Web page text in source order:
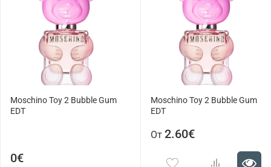
Moschino Toy 2 Bubble Gum
EDT
0€
Moschino Toy 2 Bubble Gum
EDT
От 2.60€